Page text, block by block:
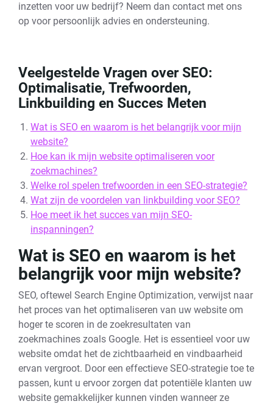
inzetten voor uw bedrijf? Neem dan contact met ons
op voor persoonlijk advies en ondersteuning.
Veelgestelde Vragen over SEO:
Optimalisatie, Trefwoorden,
Linkbuilding en Succes Meten
Wat is SEO en waarom is het belangrijk voor mijn
website?
Hoe kan ik mijn website optimaliseren voor
zoekmachines?
Welke rol spelen trefwoorden in een SEO-strategie?
Wat zijn de voordelen van linkbuilding voor SEO?
Hoe meet ik het succes van mijn SEO-
inspanningen?
Wat is SEO en waarom is het
belangrijk voor mijn website?
SEO, oftewel Search Engine Optimization, verwijst naar
het proces van het optimaliseren van uw website om
hoger te scoren in de zoekresultaten van
zoekmachines zoals Google. Het is essentieel voor uw
website omdat het de zichtbaarheid en vindbaarheid
ervan vergroot. Door een effectieve SEO-strategie toe te
passen, kunt u ervoor zorgen dat potentiële klanten uw
website gemakkelijker kunnen vinden wanneer ze